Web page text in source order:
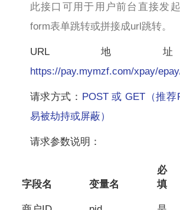
此接口可用于用户前台直接发
form表单跳转或拼接成url跳转。
URL地
https://pay.mymzf.com/xpay/
请求方式： POST 或 GET（推荐
易被劫持或屏蔽）
请求参数说明：
字段名 变量名
必
填